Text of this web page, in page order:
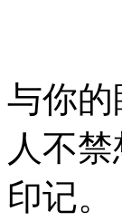
与你
人不
印记。